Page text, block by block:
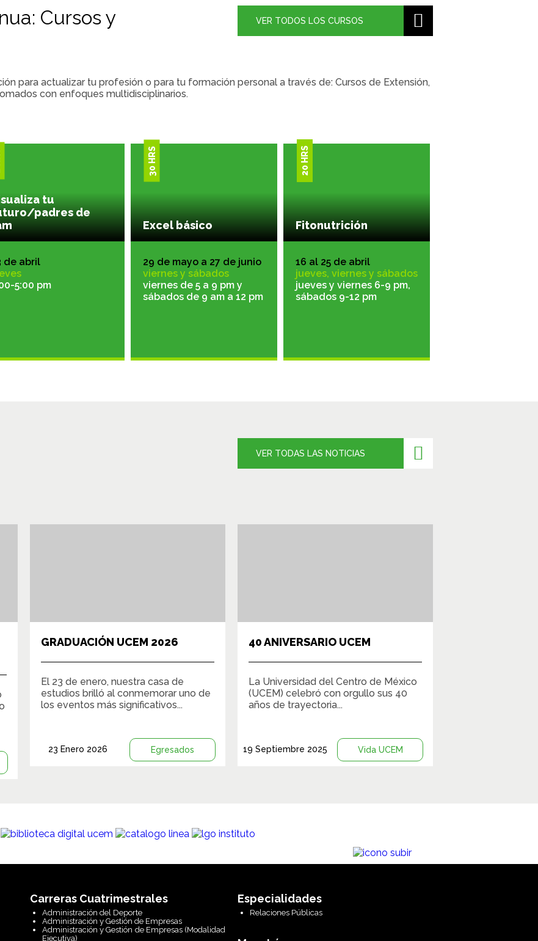
Cursos y
VER TODOS LOS CURSOS
para actualizar tu profesión o para tu formación personal a través de: Cursos de Extensión,
con enfoques multidisciplinarios.
tu
padres de
de abril
5:00 pm
30 HRS
Excel básico
29 de mayo a 27 de junio
viernes y sábados
viernes de 5 a 9 pm y
sábados de 9 am a 12 pm
20 HRS
Fitonutrición
16 al 25 de abril
jueves, viernes y sábados
jueves y viernes 6-9 pm,
sábados 9-12 pm
VER TODAS LAS NOTICIAS
GRADUACIÓN UCEM 2026
El 23 de enero, nuestra casa de
estudios brilló al conmemorar uno de
los eventos más significativos...
23 Enero 2026 Egresados
40 ANIVERSARIO UCEM
La Universidad del Centro de México
(UCEM) celebró con orgullo sus 40
años de trayectoria...
19 Septiembre 2025 Vida UCEM
Carreras Cuatrimestrales
Administración del Deporte
Administración y Gestión de Empresas
Administración y Gestión de Empresas (Modalidad
Ejecutiva)
Especialidades
Relaciones Públicas